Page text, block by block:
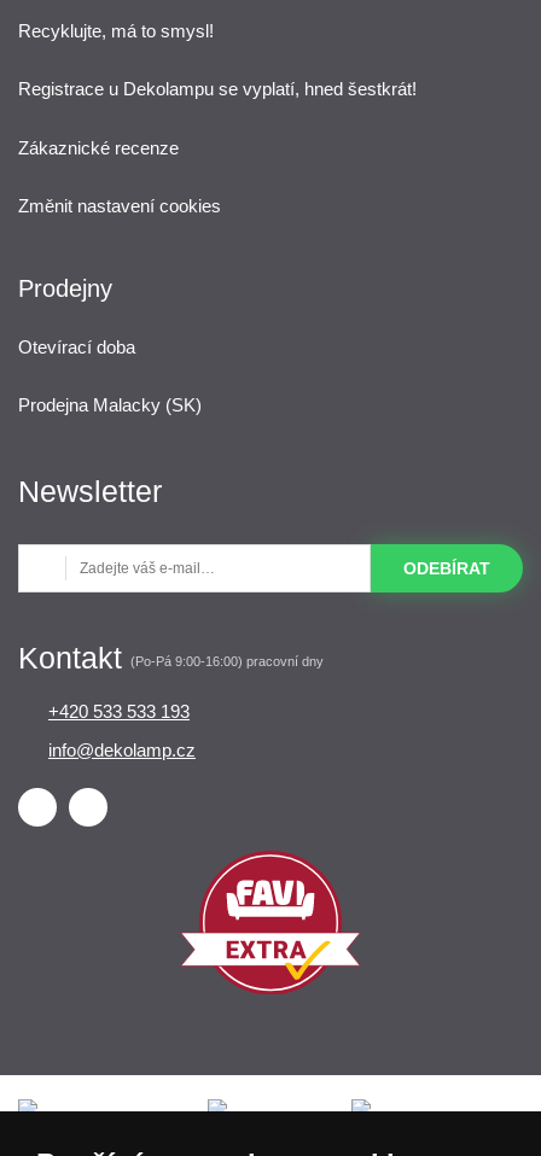
Recyklujte, má to smysl!
Registrace u Dekolampu se vyplatí, hned šestkrát!
Zákaznické recenze
Změnit nastavení cookies
Prodejny
Otevírací doba
Prodejna Malacky (SK)
Newsletter
ODEBÍRAT
Kontakt (Po-Pá 9:00-16:00) pracovní dny
+420 533 533 193
info@dekolamp.cz